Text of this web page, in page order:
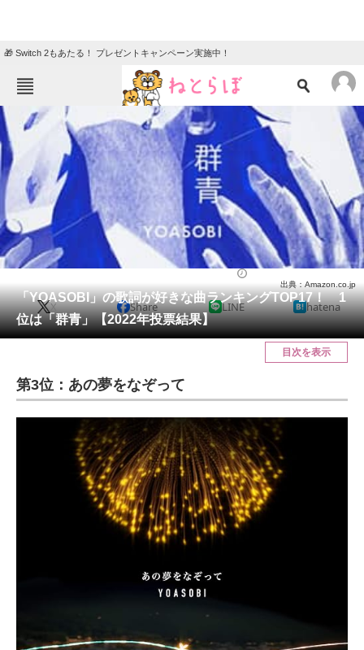
🎁 Switch 2もあたる！ プレゼントキャンペーン実施中！
ねとらぼメニュー
TOP ニュース
エンタメ クイズ
グルメ 地域
住まい 教育・育児
動物 リサーチ
会員記事
メディア
ITの今と未来を見通す
スマホと通信の最新トレンド
進化するPCとデバイスの未来
好きが集まる 比べて選べる
ビジネスと働き方のヒント
経営リーダーのコミュニティ
「YOASOBI」の歌詞が好きな曲ランキングTOP17！ 1
位は「群青」【2022年投票結果】
出典：Amazon.co.jp
X Share LINE hatena
目次を表示
第3位：あの夢をなぞって